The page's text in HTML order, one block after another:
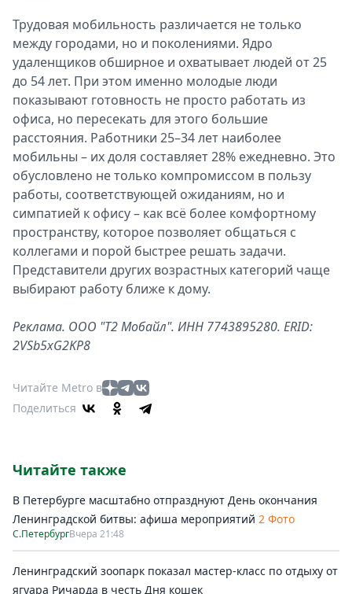
Трудовая мобильность различается не только
между городами, но и поколениями. Ядро
удаленщиков обширное и охватывает людей от 25
до 54 лет. При этом именно молодые люди
показывают готовность не просто работать из
офиса, но пересекать для этого большие
расстояния. Работники 25–34 лет наиболее
мобильны – их доля составляет 28% ежедневно. Это
обусловлено не только компромиссом в пользу
работы, соответствующей ожиданиям, но и
симпатией к офису – как всё более комфортному
пространству, которое позволяет общаться с
коллегами и порой быстрее решать задачи.
Представители других возрастных категорий чаще
выбирают работу ближе к дому.
Реклама. ООО "Т2 Мобайл". ИНН 7743895280. ERID:
2VSb5xG2KP8
Читайте Metro в
Поделиться
Читайте также
В Петербурге масштабно отпразднуют День окончания
Ленинградской битвы: афиша мероприятий 2 Фото
С.ПетербургВчера 21:48
Ленинградский зоопарк показал мастер-класс по отдыху от
ягуара Ричарда в честь Дня кошек